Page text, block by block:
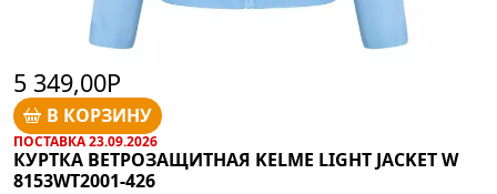
5 349,00Р
В КОРЗИНУ
ПОСТАВКА 23.09.2026
КУРТКА ВЕТРОЗАЩИТНАЯ KELME LIGHT JACKET W
8153WT2001-426